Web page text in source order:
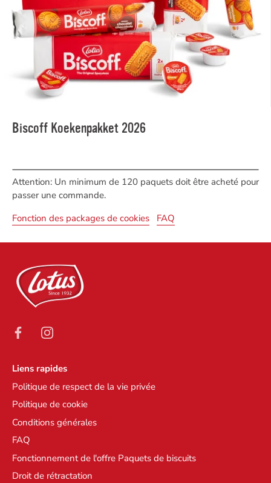
Biscoff Koekenpakket 2026
Attention: Un minimum de 120 paquets doit être acheté pour
passer une commande.
Fonction des packages de cookies
FAQ
Liens rapides
Politique de respect de la vie privée
Politique de cookie
Conditions générales
FAQ
Fonctionnement de l'offre Paquets de biscuits
Droit de rétractation